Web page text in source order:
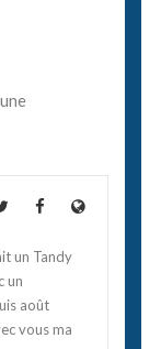
un Tandy
un
août
vous ma